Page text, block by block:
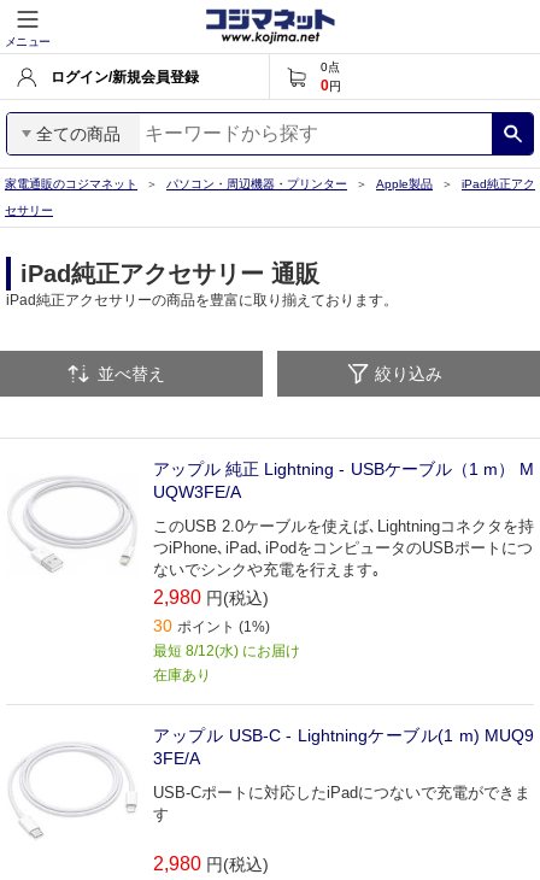
メニュー
ログイン/新規会員登録
0点
0円
全ての商品
家電通販のコジマネット パソコン・周辺機器・プリンター Apple製品
iPad純正アク
セサリー
iPad純正アクセサリー 通販
iPad純正アクセサリーの商品を豊富に取り揃えております。
並べ替え 絞り込み
アップル 純正 Lightning - USBケーブル（1 m） M
UQW3FE/A
このUSB 2.0ケーブルを使えば､Lightningコネクタを持
つiPhone､iPad､iPodをコンピュータのUSBポートにつ
ないでシンクや充電を行えます｡
2,980 円(税込)
30 ポイント (1%)
最短 8/12(水) にお届け
在庫あり
アップル USB-C - Lightningケーブル(1 m) MUQ9
3FE/A
USB-Cポートに対応したiPadにつないで充電ができま
す
2,980 円(税込)